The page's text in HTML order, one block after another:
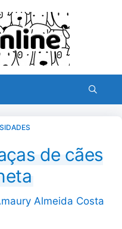
de cães
Almeida Costa